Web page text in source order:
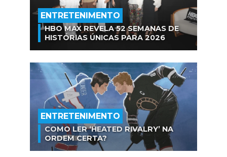
ENTRETENIMENTO
HBO MAX REVELA 52 SEMANAS DE
HISTÓRIAS ÚNICAS PARA 2026
ENTRETENIMENTO
COMO LER ‘HEATED RIVALRY’ NA
ORDEM CERTA?